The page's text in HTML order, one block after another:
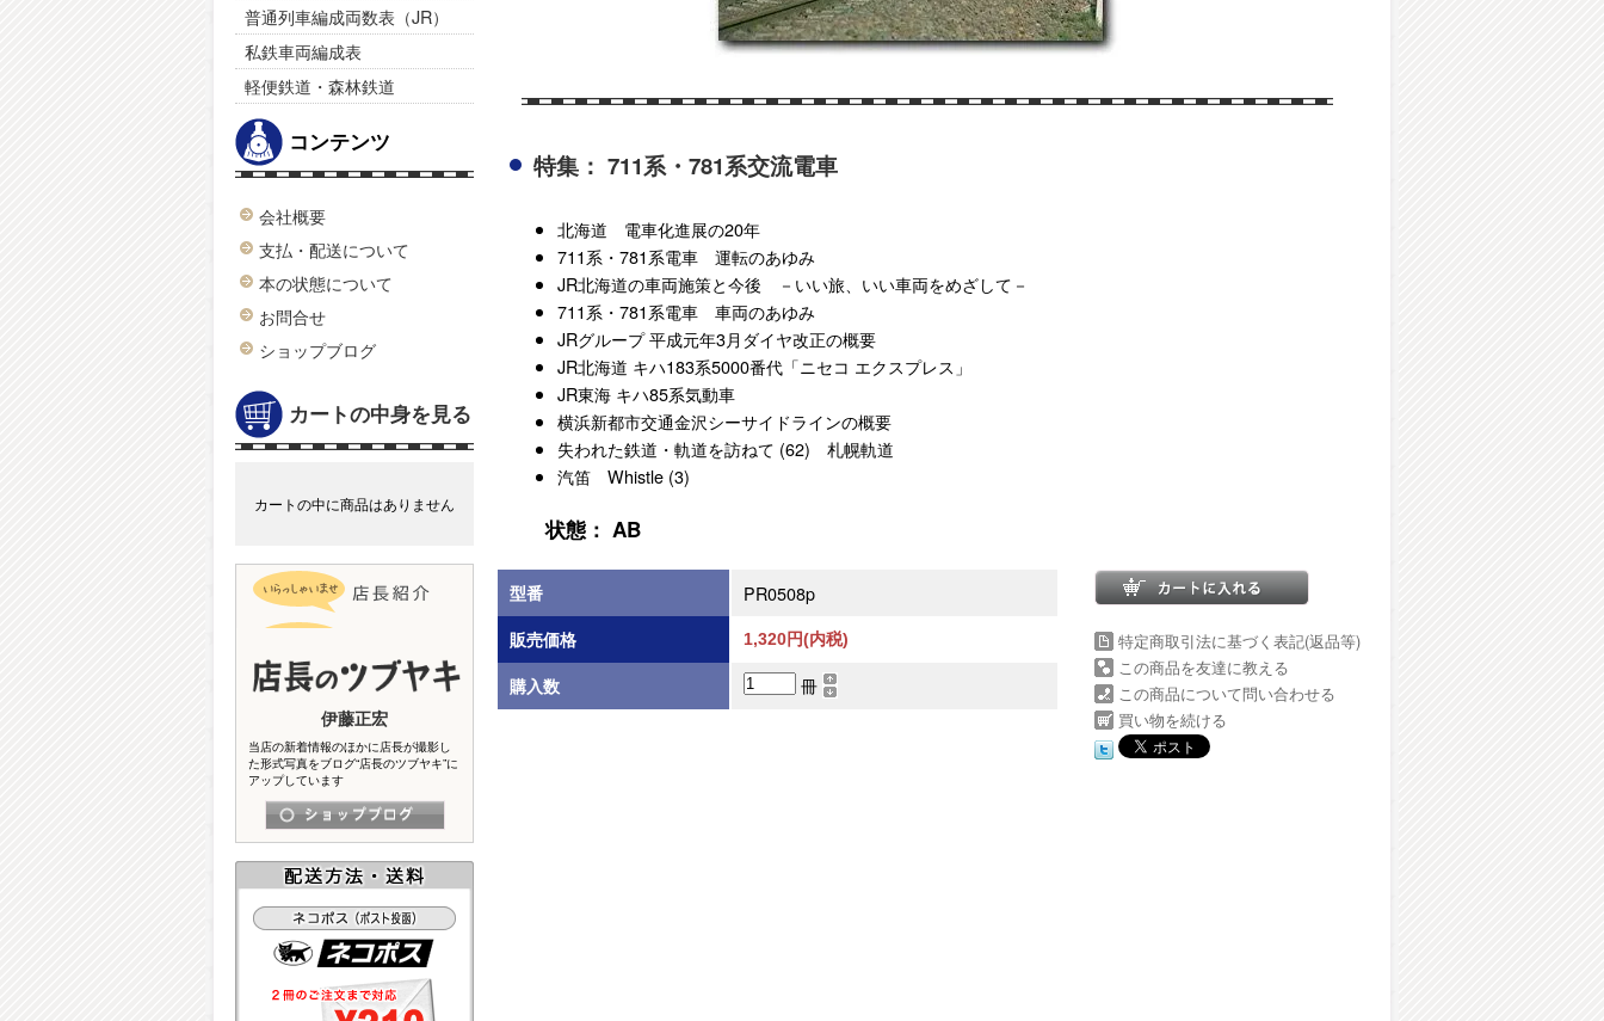
普通列車編成両数表（JR）
私鉄車両編成表
軽便鉄道・森林鉄道
コンテンツ
会社概要
支払・配送について
本の状態について
お問合せ
ショップブログ
カートの中身を見る
カートの中に商品はありません
伊藤正宏
当店の新着情報のほかに店長が撮影し
た形式写真をブログ“店長のツブヤキ”に
アップしています
特集： 711系・781系交流電車
北海道 電車化進展の20年
711系・781系電車 運転のあゆみ
JR北海道の車両施策と今後 －いい旅、いい車両をめざして－
711系・781系電車 車両のあゆみ
JRグループ 平成元年3月ダイヤ改正の概要
JR北海道 キハ183系5000番代「ニセコ エクスプレス」
JR東海 キハ85系気動車
横浜新都市交通金沢シーサイドラインの概要
失われた鉄道・軌道を訪ねて (62) 札幌軌道
汽笛 Whistle (3)
状態： AB
型番 PR0508p
販売価格 1,320円(内税)
購入数 冊
特定商取引法に基づく表記(返品等)
この商品を友達に教える
この商品について問い合わせる
買い物を続ける